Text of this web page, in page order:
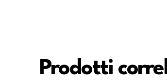
Prodotti